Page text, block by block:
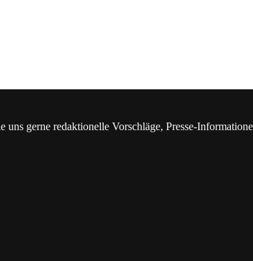
gerne redaktionelle Vorschläge, Presse-